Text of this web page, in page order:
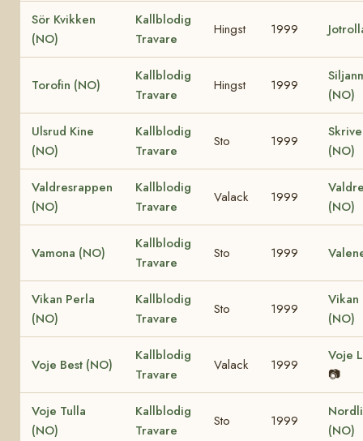
Sör Kvikken
(NO)
Kallblodig
Travare
Hingst 1999
Torofin (NO)
Kallblodig
Travare
Hingst 1999
(NO)
Ulsrud Kine
(NO)
Kallblodig
Travare
Sto 1999
(NO)
Valdresrappen
(NO)
Kallblodig
Travare
Valack 1999
(NO)
Vamona (NO)
Kallblodig
Travare
Sto 1999
Vikan Perla
(NO)
Kallblodig
Travare
Sto 1999
Vikan
(NO)
Voje Best (NO)
Kallblodig
Travare
Valack 1999
Voje
📷
Voje Tulla
(NO)
Kallblodig
Travare
Sto 1999
(NO)